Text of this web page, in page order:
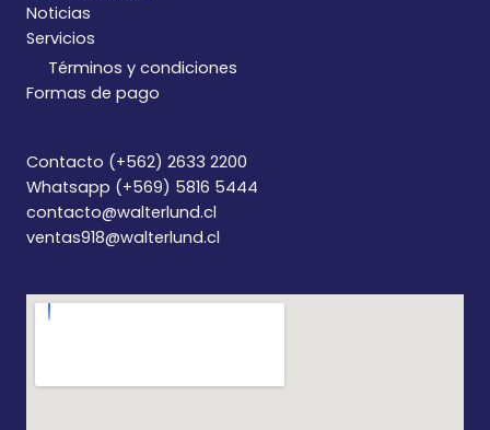
Noticias
Servicios
Términos y condiciones
Formas de pago
Contacto (+562) 2633 2200
Whatsapp (+569) 5816 5444
contacto@walterlund.cl
ventas918@walterlund.cl